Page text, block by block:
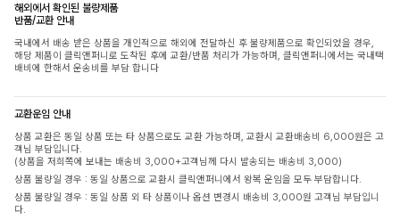
해외에서 확인된 불량제품
반품/교환 안내
국내에서 배송 받은 상품을 개인적으로 해외에 전달하신 후 불량제품으로 확인되었을 경우,
해당 제품이 클릭앤퍼니로 도착된 후에 교환/반품 처리가 가능하며, 클릭앤퍼니에서는 국내택
배비에 한해서 운송비를 부담 합니다
교환운임 안내
상품 교환은 동일 상품 또는 타 상품으로도 교환 가능하며, 교환시 교환배송비 6,000원은 고
객님 부담입니다.
(상품을 저희쪽에 보내는 배송비 3,000+고객님께 다시 발송되는 배송비 3,000)
상품 불량일 경우 : 동일 상품으로 교환시 클릭앤퍼니에서 왕복 운임을 모두 부담합니다.
상품 불량일 경우 : 동일 상품 외 타 상품이나 옵션 변경시 배송비 3,000원 고객님 부담입니
다.